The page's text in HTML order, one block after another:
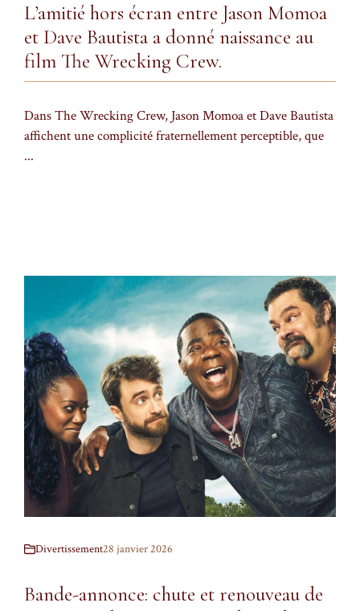
L’amitié hors écran entre Jason Momoa
et Dave Bautista a donné naissance au
film The Wrecking Crew.
Dans The Wrecking Crew, Jason Momoa et Dave Bautista
affichent une complicité fraternellement perceptible, que
...
Divertissement28 janvier 2026
Bande-annonce: chute et renouveau de